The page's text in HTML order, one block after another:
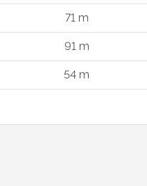
71 m
91 m
54 m